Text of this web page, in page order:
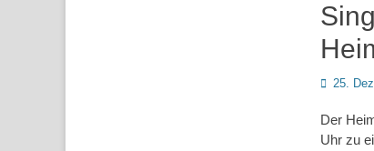
Posted
25.
Der
Uhr zu